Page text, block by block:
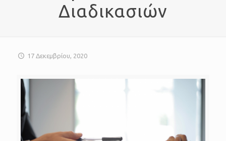
Διαδικασιών
17 Δεκεμβρίου, 2020